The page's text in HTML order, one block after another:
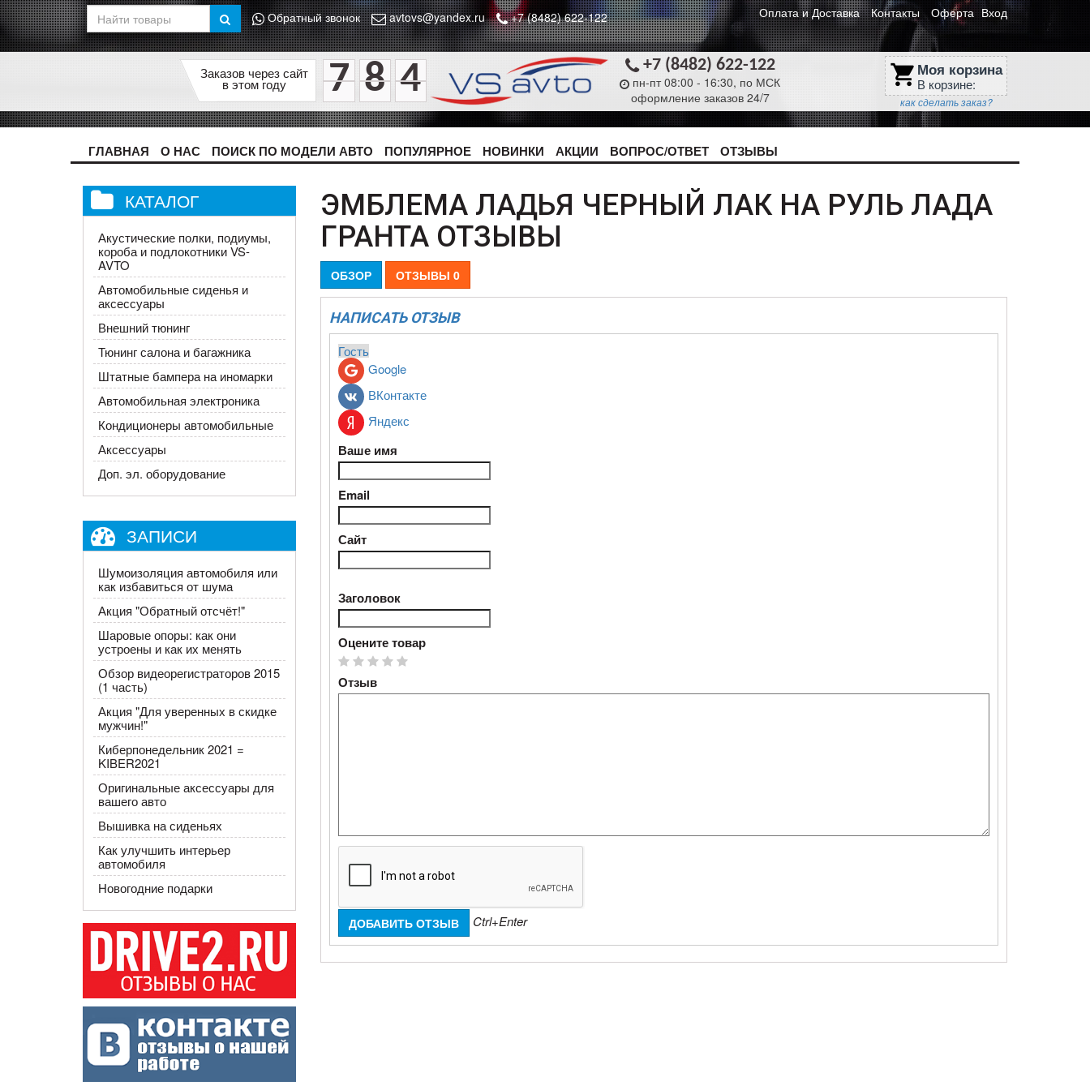
Обратный звонок avtovs@yandex.ru +7 (8482) 622-122 Оплата и Доставка Контакты Оферта Вход
Заказов через сайт
в этом году 7 8 4 +7 (8482) 622-122
пн-пт 08:00 - 16:30, по МСК
оформление заказов 24/7
shopping_cart Моя корзина
В корзине:
как сделать заказ?
ГЛАВНАЯ О НАС ПОИСК ПО МОДЕЛИ АВТО ПОПУЛЯРНОЕ НОВИНКИ АКЦИИ ВОПРОС/ОТВЕТ ОТЗЫВЫ
КАТАЛОГ
Акустические полки, подиумы,
короба и подлокотники VS-
AVTO
Автомобильные сиденья и
аксессуары
Внешний тюнинг
Тюнинг салона и багажника
Штатные бампера на иномарки
Автомобильная электроника
Кондиционеры автомобильные
Аксессуары
Доп. эл. оборудование
ЗАПИСИ
Шумоизоляция автомобиля или
как избавиться от шума
Акция "Обратный отсчёт!"
Шаровые опоры: как они
устроены и как их менять
Обзор видеорегистраторов 2015
(1 часть)
​Акция "Для уверенных в скидке
мужчин!"
Киберпонедельник 2021 =
KIBER2021
Оригинальные аксессуары для
вашего авто
Вышивка на сиденьях
Как улучшить интерьер
автомобиля
Новогодние подарки
ЭМБЛЕМА ЛАДЬЯ ЧЕРНЫЙ ЛАК НА РУЛЬ ЛАДА
ГРАНТА ОТЗЫВЫ
ОБЗОР ОТЗЫВЫ 0
НАПИСАТЬ ОТЗЫВ
Гость
Google
ВКонтакте
Яндекс
Ваше имя
Email
Сайт
Заголовок
Оцените товар
Отзыв
Ctrl+Enter